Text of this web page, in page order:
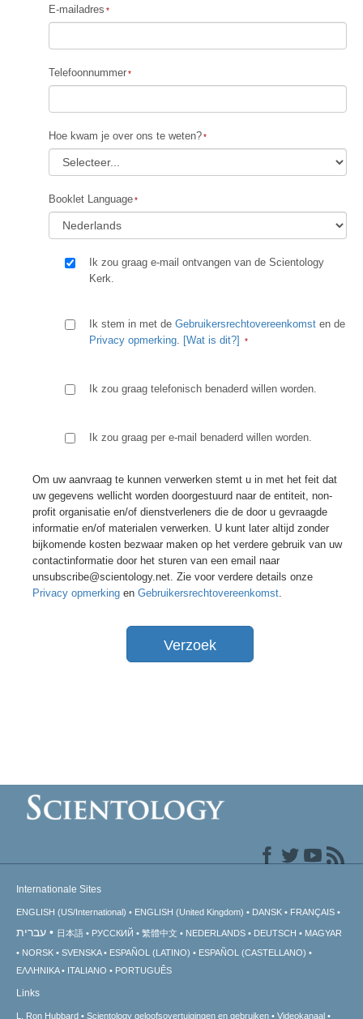
E-mailadres
Telefoonnummer
Hoe kwam je over ons te weten?
Booklet Language
Ik zou graag e-mail ontvangen van de Scientology
Kerk.
Ik stem in met de Gebruikersrechtovereenkomst en de
Privacy opmerking. [Wat is dit?]
Ik zou graag telefonisch benaderd willen worden.
Ik zou graag per e-mail benaderd willen worden.
Om uw aanvraag te kunnen verwerken stemt u in met het feit dat
uw gegevens wellicht worden doorgestuurd naar de entiteit, non-
profit organisatie en/of dienstverleners die de door u gevraagde
informatie en/of materialen verwerken. U kunt later altijd zonder
bijkomende kosten bezwaar maken op het verdere gebruik van uw
contactinformatie door het sturen van een email naar
unsubscribe@scientology.net. Zie voor verdere details onze
Privacy opmerking en Gebruikersrechtovereenkomst.
Verzoek
Internationale Sites
ENGLISH (US/International) ENGLISH (United Kingdom) DANSK FRANÇAIS
עברית 日本語 РУССКИЙ 繁體中文 NEDERLANDS DEUTSCH
MAGYAR
NORSK
SVENSKA ESPAÑOL (LATINO)
ESPAÑOL (CASTELLANO)
ΕΛΛΗΝΙΚA
ITALIANO PORTUGUÊS
Links
L. Ron Hubbard Scientology geloofsovertuigingen en gebruiken Videokanaal